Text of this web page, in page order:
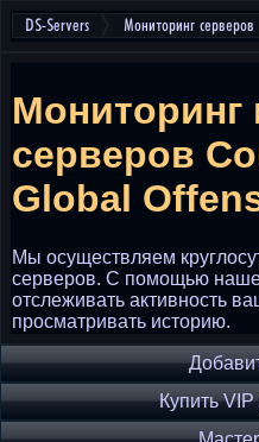
DS-Servers Мониторинг серверов
Мониторинг
серверов
Global
Мы осуществляем
серверов. С помощью
отслеживать активность
просматривать историю.
Купить